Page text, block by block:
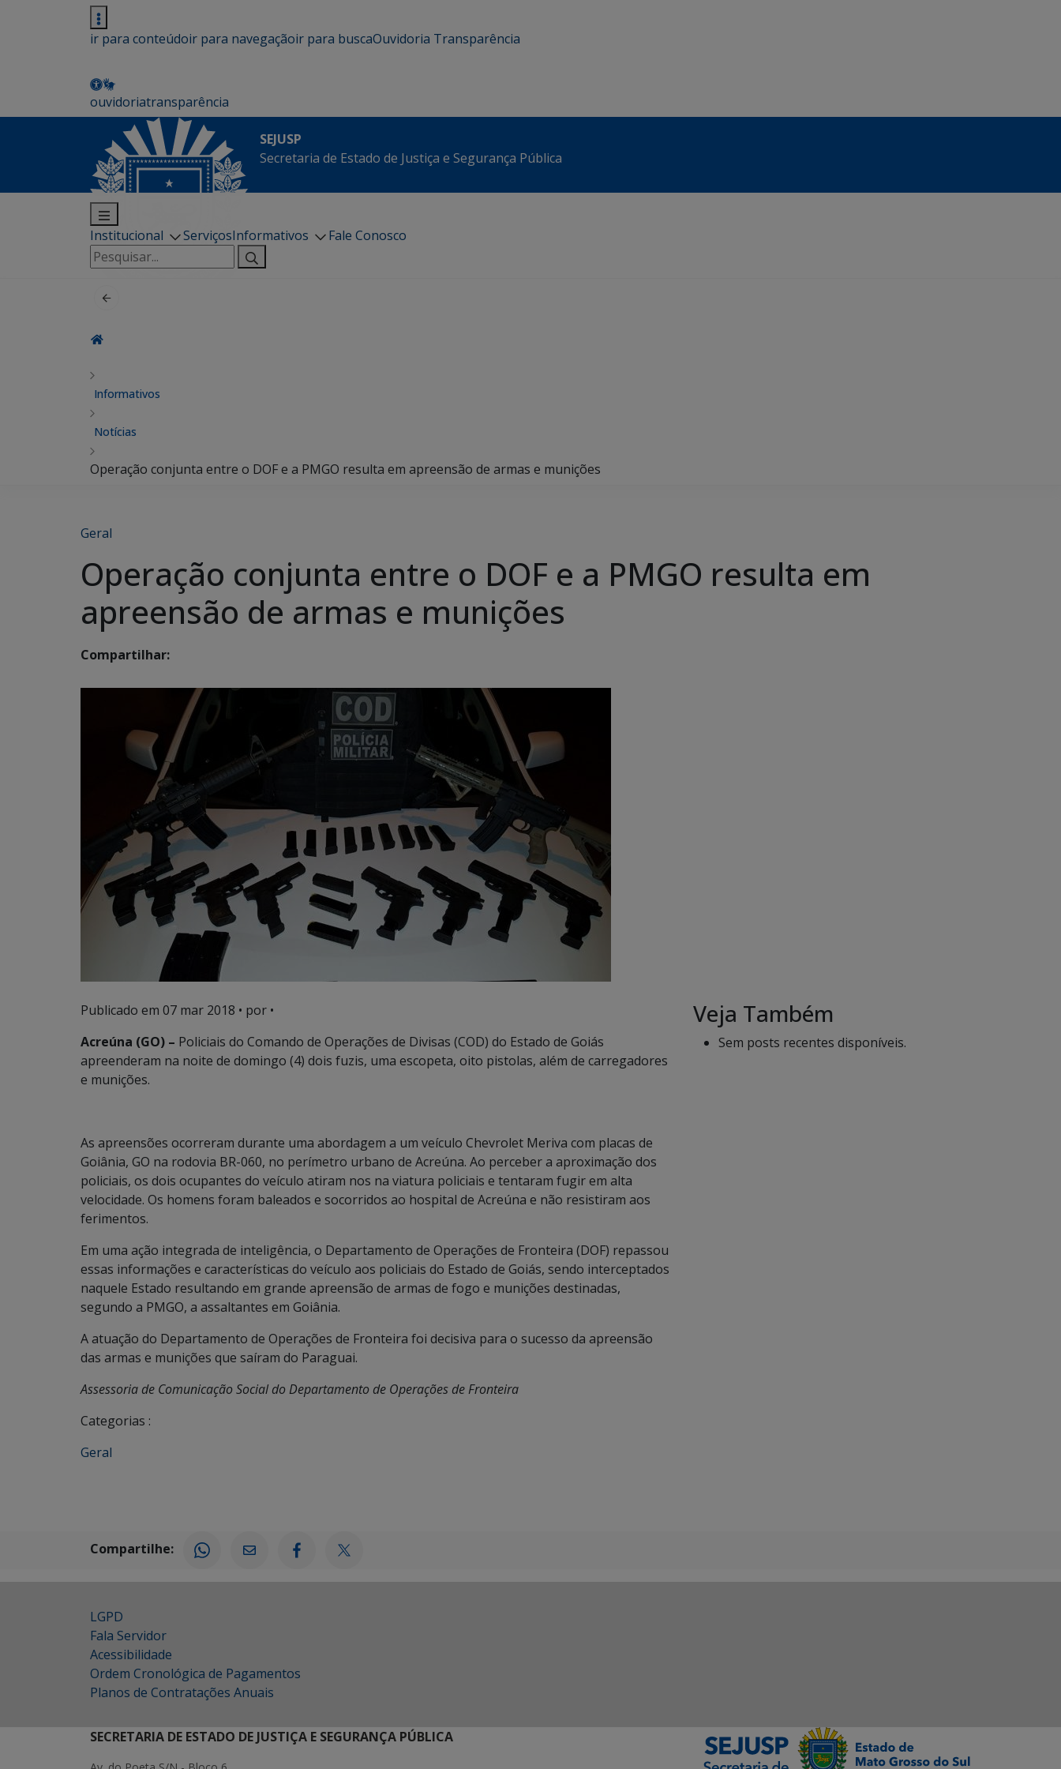
ir para conteúdoir para navegaçãoir para buscaOuvidoria Transparência
ouvidoriatransparência
SEJUSP
Secretaria de Estado de Justiça e Segurança Pública
Institucional ServiçosInformativos
Fale Conosco
Pesquisar
por:
Informativos
Notícias
Operação conjunta entre o DOF e a PMGO resulta em apreensão de armas e munições
Geral
Operação conjunta entre o DOF e a PMGO resulta em
apreensão de armas e munições
Compartilhar:
Publicado em 07 mar 2018 • por •
Acreúna (GO) – Policiais do Comando de Operações de Divisas (COD) do Estado de Goiás
apreenderam na noite de domingo (4) dois fuzis, uma escopeta, oito pistolas, além de carregadores
e munições.
As apreensões ocorreram durante uma abordagem a um veículo Chevrolet Meriva com placas de
Goiânia, GO na rodovia BR-060, no perímetro urbano de Acreúna. Ao perceber a aproximação dos
policiais, os dois ocupantes do veículo atiram nos na viatura policiais e tentaram fugir em alta
velocidade. Os homens foram baleados e socorridos ao hospital de Acreúna e não resistiram aos
ferimentos.
Em uma ação integrada de inteligência, o Departamento de Operações de Fronteira (DOF) repassou
essas informações e características do veículo aos policiais do Estado de Goiás, sendo interceptados
naquele Estado resultando em grande apreensão de armas de fogo e munições destinadas,
segundo a PMGO, a assaltantes em Goiânia.
A atuação do Departamento de Operações de Fronteira foi decisiva para o sucesso da apreensão
das armas e munições que saíram do Paraguai.
Assessoria de Comunicação Social do Departamento de Operações de Fronteira
Categorias :
Geral
Veja Também
Sem posts recentes disponíveis.
Compartilhe:
LGPD
Fala Servidor
Acessibilidade
Ordem Cronológica de Pagamentos
Planos de Contratações Anuais
SECRETARIA DE ESTADO DE JUSTIÇA E SEGURANÇA PÚBLICA